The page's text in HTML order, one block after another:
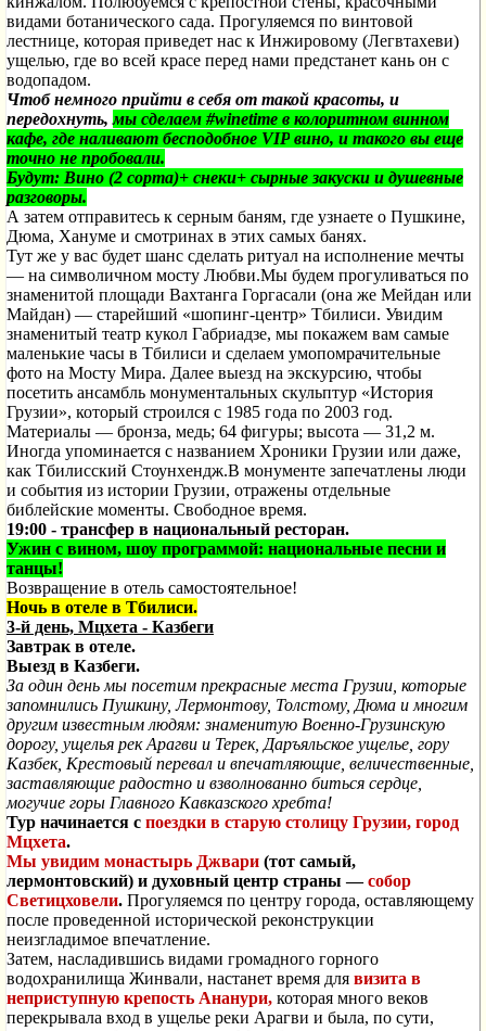
видами ботанического сада. Прогуляемся по винтовой
лестнице, которая приведет нас к Инжировому (Легвтахеви)
ущелью, где во всей красе перед нами предстанет кань он с
водопадом.
Чтоб немного прийти в себя от такой красоты, и
передохнуть,мы сделаем #winetime в колоритном винном
кафе, где наливают бесподобное VIP вино, и такого вы еще
точно не пробовали.
Будут: Вино (2 сорта)+ снеки+ сырные закуски и душевные
разговоры.
А затем отправитесь к серным баням, где узнаете о Пушкине,
Дюма, Хануме и смотринах в этих самых банях.
Тут же у вас будет шанс сделать ритуал на исполнение мечты
— на символичном мосту Любви.Мы будем прогуливаться по
знаменитой площади Вахтанга Горгасали (она же Мейдан или
Майдан) — старейший «шопинг-центр» Тбилиси. Увидим
знаменитый театр кукол Габриадзе, мы покажем вам самые
маленькие часы в Тбилиси и сделаем умопомрачительные
фото на Мосту Мира. Далее выезд на экскурсию, чтобы
посетить ансамбль монументальных скульптур «История
Грузии», который строился с 1985 года по 2003 год.
Материалы — бронза, медь; 64 фигуры; высота — 31,2 м.
Иногда упоминается с названием Хроники Грузии или даже,
как Тбилисский Стоунхендж.В монументе запечатлены люди
и события из истории Грузии, отражены отдельные
библейские моменты. Свободное время.
19:00 - трансфер в национальный ресторан.
Ужин с вином, шоу программой: национальные песни и
танцы!
Возвращение в отель самостоятельное!
Ночь в отеле в Тбилиси.
3-й день, Мцхета - Казбеги
Завтрак в отеле.
Выезд в Казбеги.
За один день мы посетим прекрасные места Грузии, которые
запомнились Пушкину, Лермонтову, Толстому, Дюма и многим
другим известным людям: знаменитую Военно-Грузинскую
дорогу, ущелья рек Арагви и Терек, Даръяльское ущелье, гору
Казбек, Крестовый перевал и впечатляющие, величественные,
заставляющие радостно и взволнованно биться сердце,
могучие горы Главного Кавказского хребта!
Тур начинается с поездки в старую столицу Грузии, город
Мцхета.
Мы увидим монастырь Джвари (тот самый,
лермонтовский) и духовный центр страны —собор
Светицховели. Прогуляемся по центру города, оставляющему
после проведенной исторической реконструкции
неизгладимое впечатление.
Затем, насладившись видами громадного горного
водохранилища Жинвали, настанет время для визита в
неприступную крепость Ананури, которая много веков
перекрывала вход в ущелье реки Арагви и была, по сути,